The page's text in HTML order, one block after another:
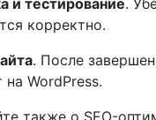
и тестирование.
корректно.
. После
WordPress.
также о SEO-